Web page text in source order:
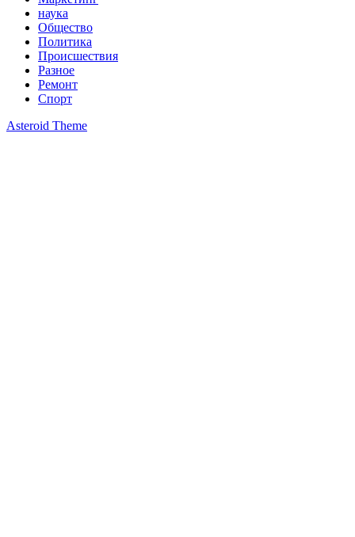
наука
Общество
Политика
Происшествия
Разное
Ремонт
Спорт
Asteroid Theme